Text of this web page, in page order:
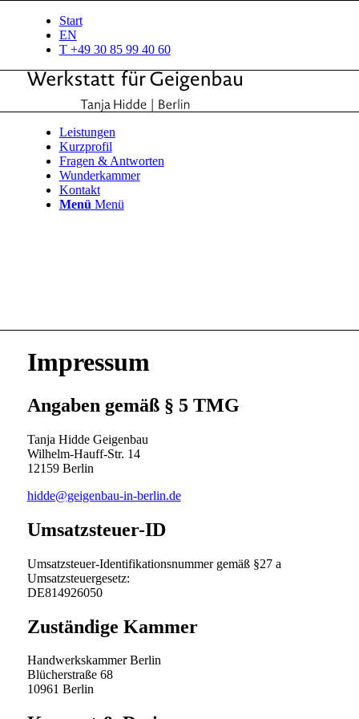
Start
EN
T +49 30 85 99 40 60
Leistungen
Kurzprofil
Fragen & Antworten
Wunderkammer
Kontakt
Menü Menü
Impressum
Angaben gemäß § 5 TMG
Tanja Hidde Geigenbau
Wilhelm-Hauff-Str. 14
12159 Berlin
hidde@geigenbau-in-berlin.de
Umsatzsteuer-ID
Umsatzsteuer-Identifikationsnummer gemäß §27 a
Umsatzsteuergesetz:
DE814926050
Zuständige Kammer
Handwerkskammer Berlin
Blücherstraße 68
10961 Berlin